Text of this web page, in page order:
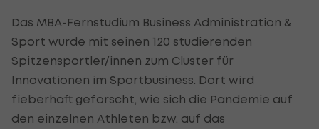
Das MBA-Fernstudium Business Administration &
Sport wurde mit seinen 120 studierenden
Spitzensportler/innen zum Cluster für
Innovationen im Sportbusiness. Dort wird
fieberhaft geforscht, wie sich die Pandemie auf
den einzelnen Athleten bzw. auf das